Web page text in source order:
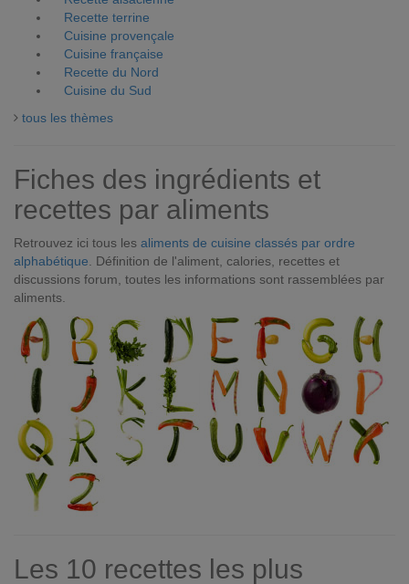
Recette terrine
Cuisine provençale
Cuisine française
Recette du Nord
Cuisine du Sud
tous les thèmes
Fiches des ingrédients et
recettes par aliments
Retrouvez ici tous les aliments de cuisine classés par ordre
alphabétique . Définition de l'aliment, calories, recettes et
discussions forum, toutes les informations sont rassemblées par
aliments.
Les 10 recettes les plus